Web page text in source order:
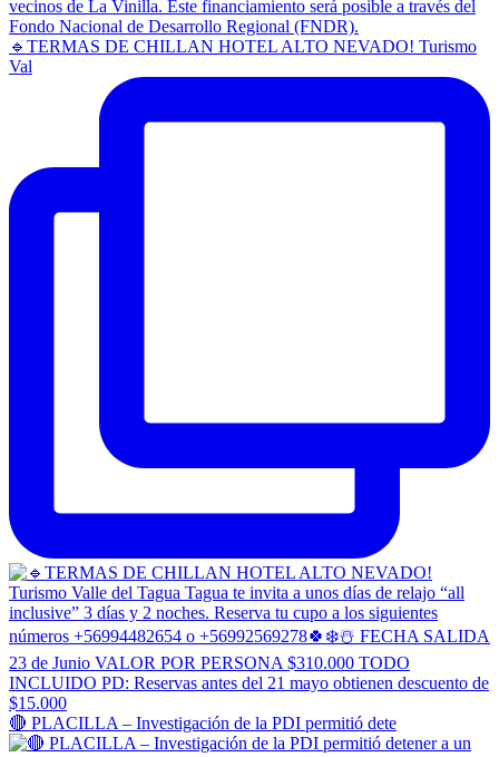
🔹TERMAS DE CHILLAN HOTEL ALTO NEVADO! Turismo
Val
🔴 PLACILLA – Investigación de la PDI permitió dete